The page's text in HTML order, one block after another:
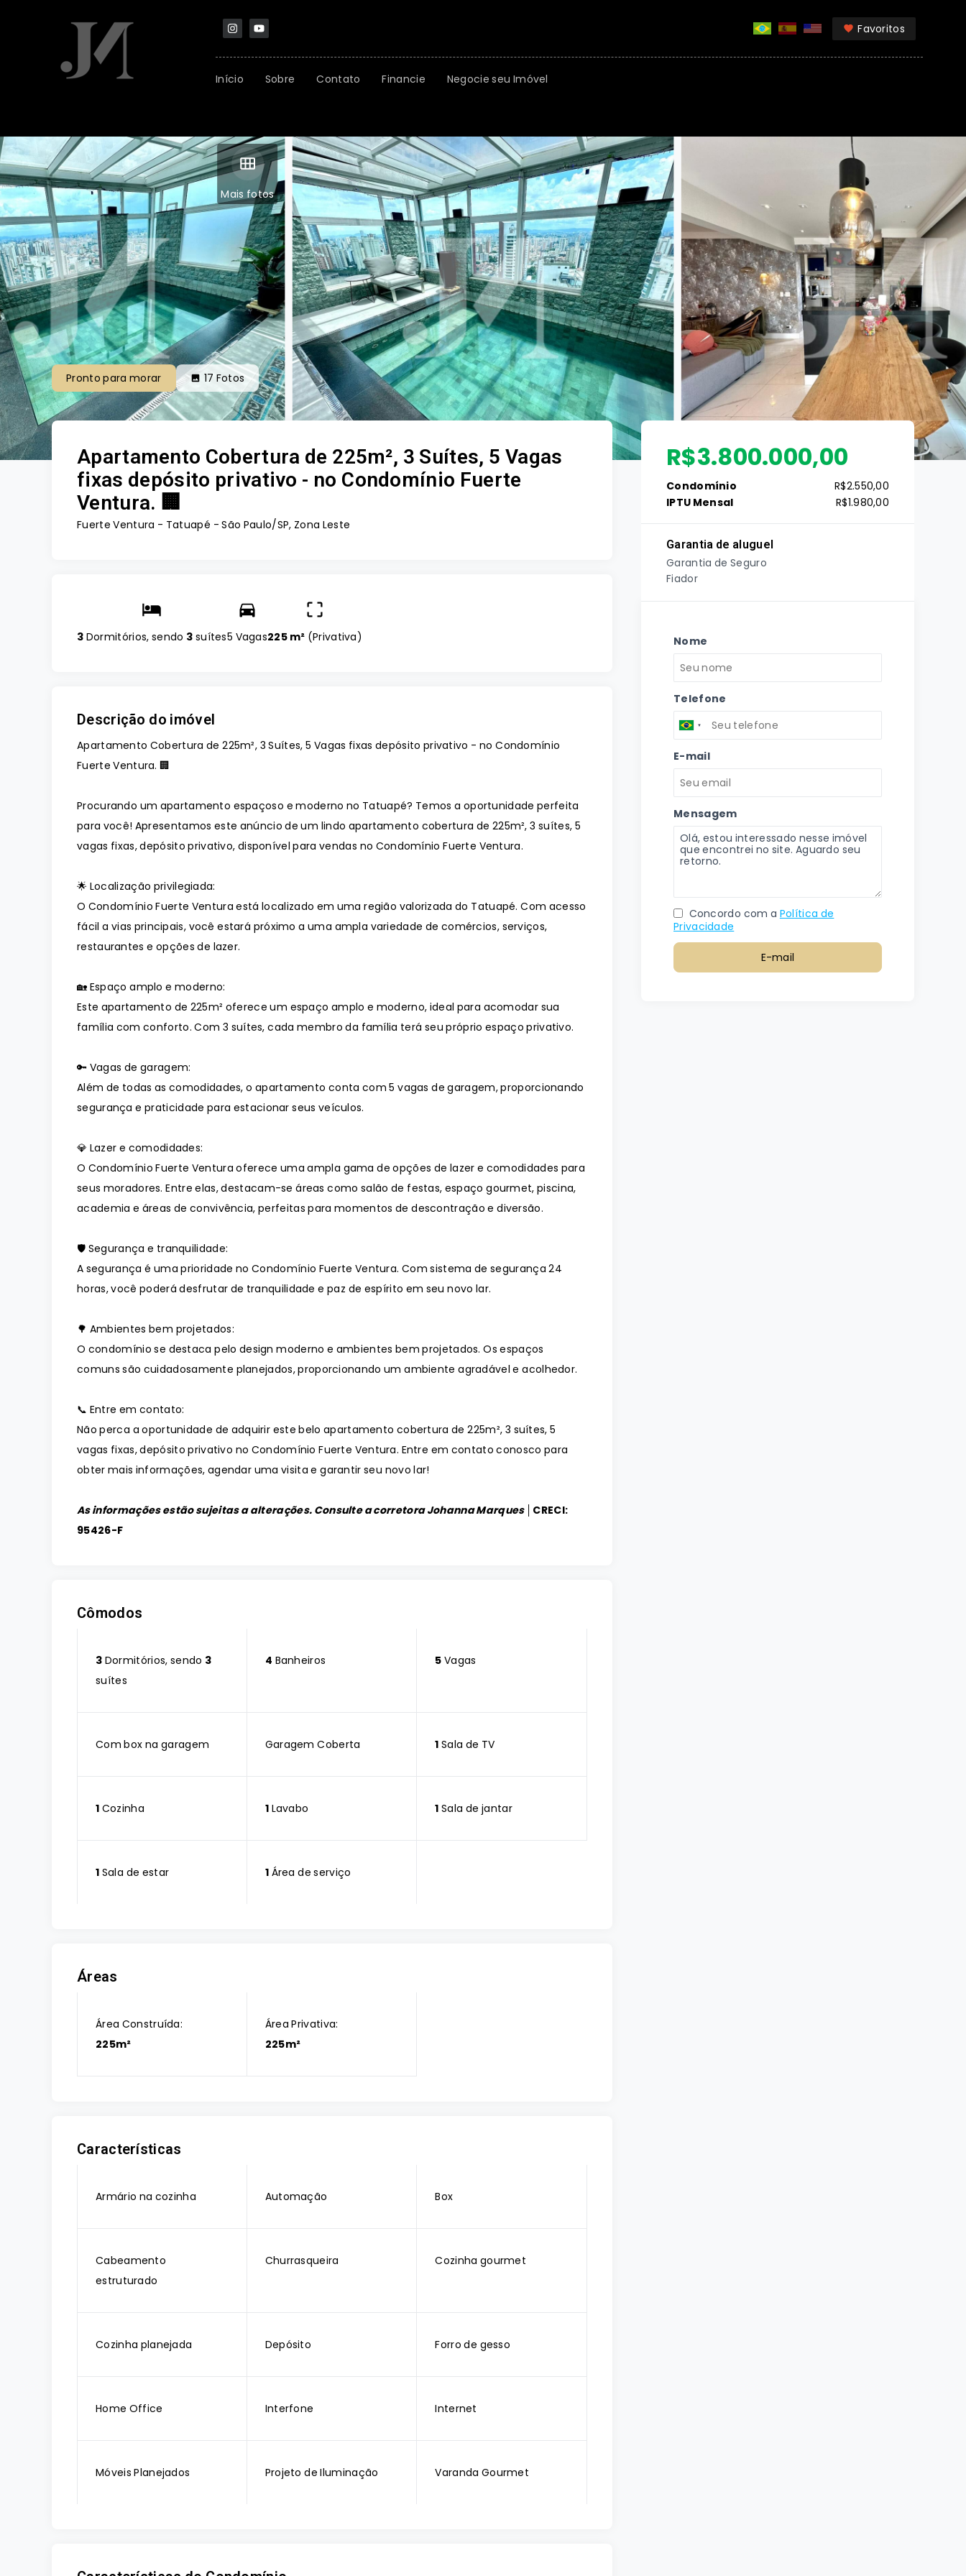
Favoritos
Início Sobre Contato Financie Negocie seu Imóvel
Mais fotos
Pronto para morar 17 Fotos
Apartamento Cobertura de 225m², 3 Suítes, 5 Vagas
fixas depósito privativo - no Condomínio Fuerte
Ventura. 🏢
Fuerte Ventura - Tatuapé - São Paulo/SP, Zona Leste
3 Dormitórios, sendo 3 suítes5 Vagas225 m² (Privativa)
Descrição do imóvel
Apartamento Cobertura de 225m², 3 Suítes, 5 Vagas fixas depósito privativo - no Condomínio
Fuerte Ventura. 🏢
Procurando um apartamento espaçoso e moderno no Tatuapé? Temos a oportunidade perfeita
para você! Apresentamos este anúncio de um lindo apartamento cobertura de 225m², 3 suítes, 5
vagas fixas, depósito privativo, disponível para vendas no Condomínio Fuerte Ventura.
🌟 Localização privilegiada:
O Condomínio Fuerte Ventura está localizado em uma região valorizada do Tatuapé. Com acesso
fácil a vias principais, você estará próximo a uma ampla variedade de comércios, serviços,
restaurantes e opções de lazer.
🏡 Espaço amplo e moderno:
Este apartamento de 225m² oferece um espaço amplo e moderno, ideal para acomodar sua
família com conforto. Com 3 suítes, cada membro da família terá seu próprio espaço privativo.
🔑 Vagas de garagem:
Além de todas as comodidades, o apartamento conta com 5 vagas de garagem, proporcionando
segurança e praticidade para estacionar seus veículos.
💎 Lazer e comodidades:
O Condomínio Fuerte Ventura oferece uma ampla gama de opções de lazer e comodidades para
seus moradores. Entre elas, destacam-se áreas como salão de festas, espaço gourmet, piscina,
academia e áreas de convivência, perfeitas para momentos de descontração e diversão.
🛡️ Segurança e tranquilidade:
A segurança é uma prioridade no Condomínio Fuerte Ventura. Com sistema de segurança 24
horas, você poderá desfrutar de tranquilidade e paz de espírito em seu novo lar.
🌳 Ambientes bem projetados:
O condomínio se destaca pelo design moderno e ambientes bem projetados. Os espaços
comuns são cuidadosamente planejados, proporcionando um ambiente agradável e acolhedor.
📞 Entre em contato:
Não perca a oportunidade de adquirir este belo apartamento cobertura de 225m², 3 suítes, 5
vagas fixas, depósito privativo no Condomínio Fuerte Ventura. Entre em contato conosco para
obter mais informações, agendar uma visita e garantir seu novo lar!
As informações estão sujeitas a alterações. Consulte a corretora Johanna Marques │ CRECI:
95426-F
Cômodos
3 Dormitórios, sendo 3
suítes
4 Banheiros 5 Vagas
Com box na garagem Garagem Coberta 1 Sala de TV
1 Cozinha 1Lavabo 1 Sala de jantar
1 Sala de estar 1Área de serviço
Áreas
Área Construída:
225m²
Área Privativa:
225m²
Características
Armário na cozinha Automação Box
Cabeamento
estruturado
Churrasqueira Cozinha gourmet
Cozinha planejada Depósito Forro de gesso
Home Office Interfone Internet
Móveis Planejados Projeto de Iluminação Varanda Gourmet
R$3.800.000,00
Condomínio
R$2.550,00
IPTU Mensal
R$1.980,00
Garantia de aluguel
Garantia de Seguro
Fiador
Nome
Telefone
E-mail
Mensagem
Concordo com a Política de
Privacidade
E-mail